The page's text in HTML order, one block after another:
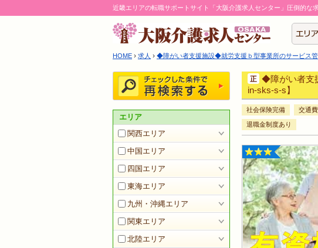
近畿エリアの転職サポートサイト「大阪介護求人センター」圧倒的な
HOME › 求人 › ◆障がい者支援施設◆就労支援ｂ型事業所のサービス
エリア
関西エリア
中国エリア
四国エリア
東海エリア
九州・沖縄エリア
関東エリア
北陸エリア
◆障がい者支
in-sks-s-s】
社会保険完備 交通
退職金制度あり